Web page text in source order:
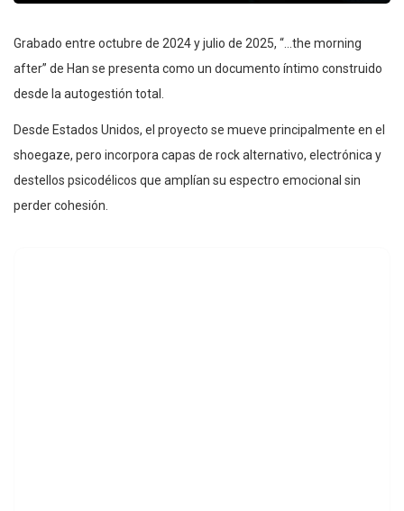
Grabado entre octubre de 2024 y julio de 2025, “…the morning
after” de Han se presenta como un documento íntimo construido
desde la autogestión total.
Desde Estados Unidos, el proyecto se mueve principalmente en el
shoegaze, pero incorpora capas de rock alternativo, electrónica y
destellos psicodélicos que amplían su espectro emocional sin
perder cohesión.